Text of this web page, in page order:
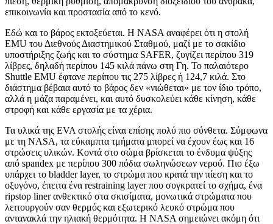
επικοινωνία και προστασία από το κενό.
Εδώ και το βάρος εκτοξεύεται. Η NASA αναφέρει ότι η στολή
EMU του Διεθνούς Διαστημικού Σταθμού, μαζί με το σακίδιο
υποστήριξης ζωής και το σύστημα SAFER, ζυγίζει περίπου 319
λίβρες, δηλαδή περίπου 145 κιλά πάνω στη Γη. Το παλαιότερο
Shuttle EMU έφτανε περίπου τις 275 λίβρες ή 124,7 κιλά. Στο
διάστημα βέβαια αυτό το βάρος δεν «νιώθεται» με τον ίδιο τρόπο,
αλλά η μάζα παραμένει, και αυτό δυσκολεύει κάθε κίνηση, κάθε
στροφή και κάθε εργασία με τα χέρια.
Τα υλικά της EVA στολής είναι επίσης πολύ πιο σύνθετα. Σύμφωνα
με τη NASA, τα εύκαμπτα τμήματα μπορεί να έχουν έως και 16
στρώσεις υλικών. Κοντά στο σώμα βρίσκεται το ένδυμα ψύξης
από spandex με περίπου 300 πόδια σωληνώσεων νερού. Πιο έξω
υπάρχει το bladder layer, το στρώμα που κρατά την πίεση και το
οξυγόνο, έπειτα ένα restraining layer που συγκρατεί το σχήμα, ένα
ripstop liner ανθεκτικό στα σκισίματα, μονωτικά στρώματα που
λειτουργούν σαν θερμός και εξωτερικό λευκό στρώμα που
αντανακλά την ηλιακή θερμότητα. Η NASA σημειώνει ακόμη ότι